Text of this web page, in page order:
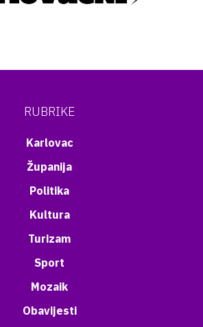
RUBRIKE
Karlovac
Županija
Politika
Kultura
Turizam
Sport
Mozaik
Obavijesti